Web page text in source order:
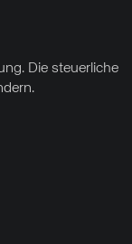
Die steuerliche